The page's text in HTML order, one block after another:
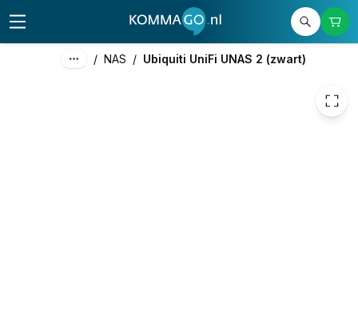
/ NAS / Ubiquiti UniFi UNAS 2 (zwart)
excl. btw